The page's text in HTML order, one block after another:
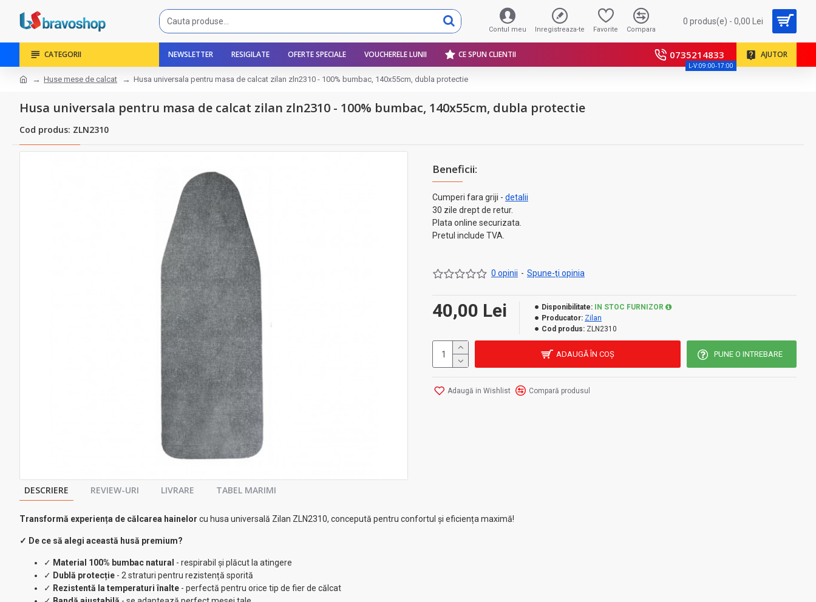
Contul meu Inregistreaza-te Favorite Compara
0 produs(e) - 0,00 Lei
CATEGORII NEWSLETTER RESIGILATE OFERTE SPECIALE VOUCHERELE LUNII CE SPUN CLIENTII 0735214833
L-V:09:00-17:00
AJUTOR
Huse mese de calcat Husa universala pentru masa de calcat zilan zln2310 - 100% bumbac, 140x55cm, dubla protectie
Husa universala pentru masa de calcat zilan zln2310 - 100% bumbac, 140x55cm, dubla protectie
Cod produs: ZLN2310
Beneficii:
Cumperi fara griji - detalii
30 zile drept de retur.
Plata online securizata.
Pretul include TVA.
0 opinii - Spune-ţi opinia
40,00 Lei Disponibilitate:
IN STOC FURNIZOR
Producator: Zilan
Cod produs: ZLN2310
ADAUGĂ ÎN COŞ PUNE O INTREBARE
Adaugă in Wishlist Compară produsul
DESCRIERE REVIEW-URI LIVRARE TABEL MARIMI
Transformă experiența de călcarea hainelor cu husa universală Zilan ZLN2310, concepută pentru confortul și eficiența maximă!
✓ De ce să alegi această husă premium?
✓ Material 100% bumbac natural - respirabil și plăcut la atingere
✓ Dublă protecție - 2 straturi pentru rezistență sporită
✓ Rezistentă la temperaturi înalte - perfectă pentru orice tip de fier de călcat